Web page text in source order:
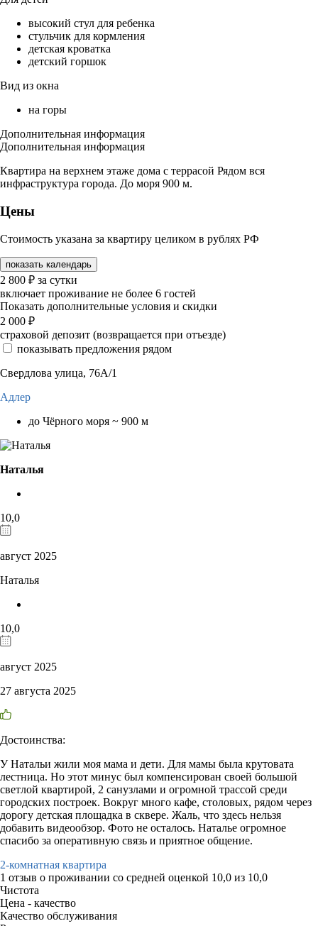
высокий стул для ребенка
стульчик для кормления
детская кроватка
детский горшок
Вид из окна
на горы
Дополнительная информация
Дополнительная информация
Квартира на верхнем этаже дома с террасой Рядом вся
инфраструктура города. До моря 900 м.
Цены
Стоимость указана за квартиру целиком в рублях РФ
показать календарь
2 800 ₽ за сутки
включает проживание не более 6 гостей
Показать дополнительные условия и скидки
2 000 ₽
страховой депозит (возвращается при отъезде)
показывать предложения рядом
Свердлова улица, 76А/1
Адлер
до Чёрного моря ~ 900 м
Наталья
10,0
август 2025
Наталья
10,0
август 2025
27 августа 2025
Достоинства:
У Натальи жили моя мама и дети. Для мамы была крутовата
лестница. Но этот минус был компенсирован своей большой
светлой квартирой, 2 санузлами и огромной трассой среди
городских построек. Вокруг много кафе, столовых, рядом через
дорогу детская площадка в сквере. Жаль, что здесь нельзя
добавить видеообзор. Фото не осталось. Наталье огромное
спасибо за оперативную связь и приятное общение.
2-комнатная квартира
1 отзыв о проживании со средней оценкой 10,0 из 10,0
Чистота
Цена - качество
Качество обслуживания